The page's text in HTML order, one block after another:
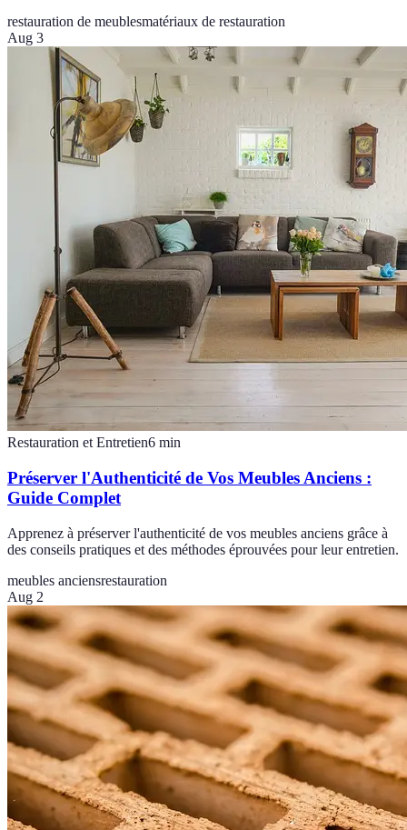
restauration de meublesmatériaux de restauration
Aug 3
Restauration et Entretien6 min
Préserver l'Authenticité de Vos Meubles Anciens :
Guide Complet
Apprenez à préserver l'authenticité de vos meubles anciens grâce à
des conseils pratiques et des méthodes éprouvées pour leur entretien.
meubles anciensrestauration
Aug 2